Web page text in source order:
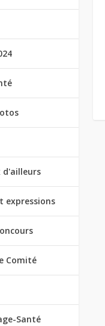
d'ailleurs
expressions
Comité
Santé